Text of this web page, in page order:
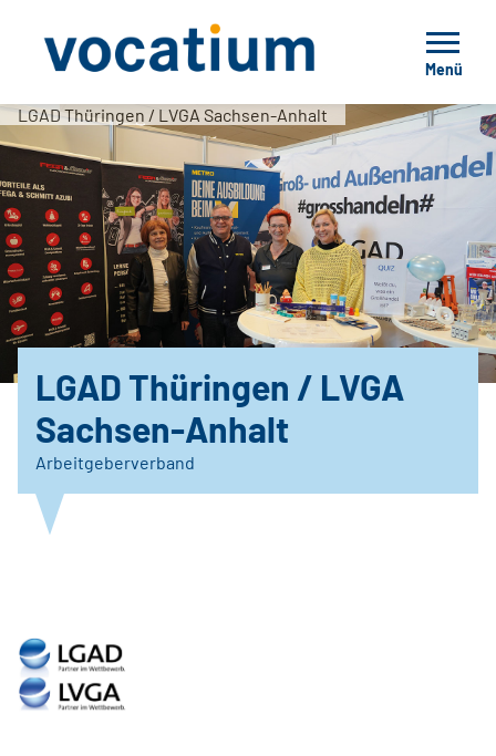
Menü
LGAD Thüringen / LVGA Sachsen-Anhalt
LGAD Thüringen / LVGA
Sachsen-Anhalt
Arbeitgeberverband